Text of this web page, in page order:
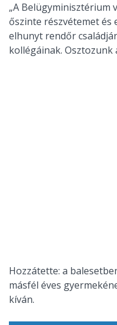
„A Belügyminisztérium
őszinte részvétemet és
elhunyt rendőr
kollégáinak. Osztozunk
Hozzátette: a
másfél éves
kíván.